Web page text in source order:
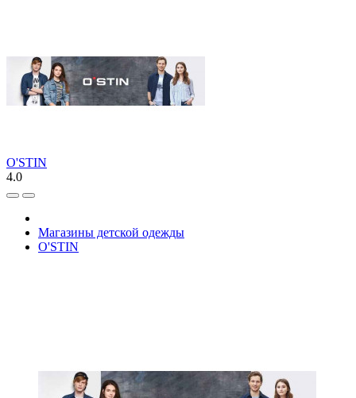
O'STIN
4.0
Магазины детской одежды
O'STIN